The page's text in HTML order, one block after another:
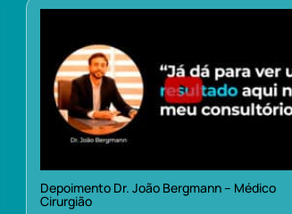
Depoimento Dr. João Bergmann – Médico
Cirurgião